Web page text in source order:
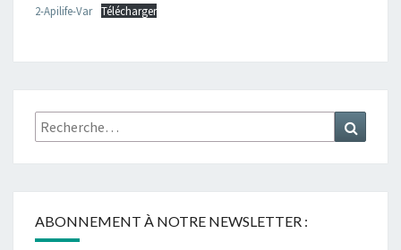
2-Apilife-Var Télécharger
Rechercher :
ABONNEMENT À NOTRE NEWSLETTER :